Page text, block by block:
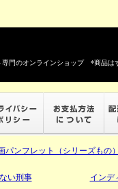
門のオンラインショップ *商品は
パンフレット（シリーズもの）
い刑事 インデ